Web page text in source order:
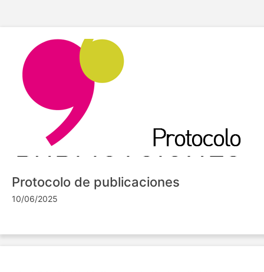
Protocolo de publicaciones
10/06/2025